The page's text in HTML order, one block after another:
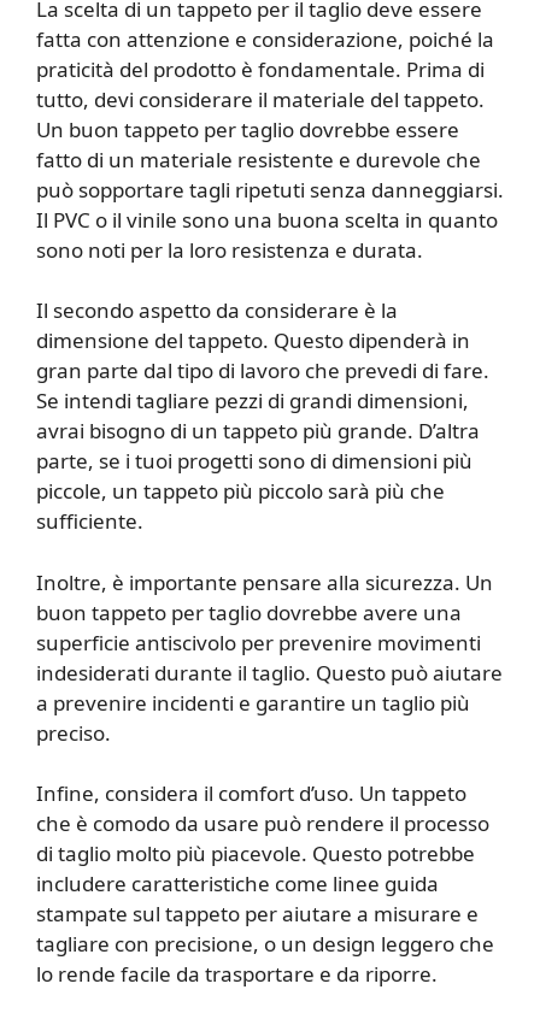
La scelta di un tappeto per il taglio deve essere
fatta con attenzione e considerazione, poiché la
praticità del prodotto è fondamentale. Prima di
tutto, devi considerare il materiale del tappeto.
Un buon tappeto per taglio dovrebbe essere
fatto di un materiale resistente e durevole che
può sopportare tagli ripetuti senza danneggiarsi.
Il PVC o il vinile sono una buona scelta in quanto
sono noti per la loro resistenza e durata.
Il secondo aspetto da considerare è la
dimensione del tappeto. Questo dipenderà in
gran parte dal tipo di lavoro che prevedi di fare.
Se intendi tagliare pezzi di grandi dimensioni,
avrai bisogno di un tappeto più grande. D’altra
parte, se i tuoi progetti sono di dimensioni più
piccole, un tappeto più piccolo sarà più che
sufficiente.
Inoltre, è importante pensare alla sicurezza. Un
buon tappeto per taglio dovrebbe avere una
superficie antiscivolo per prevenire movimenti
indesiderati durante il taglio. Questo può aiutare
a prevenire incidenti e garantire un taglio più
preciso.
Infine, considera il comfort d’uso. Un tappeto
che è comodo da usare può rendere il processo
di taglio molto più piacevole. Questo potrebbe
includere caratteristiche come linee guida
stampate sul tappeto per aiutare a misurare e
tagliare con precisione, o un design leggero che
lo rende facile da trasportare e da riporre.